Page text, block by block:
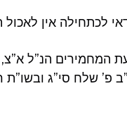
לכתחילה אין
המחמירים הנ”ל
שלח סי”ג ובשו”ת